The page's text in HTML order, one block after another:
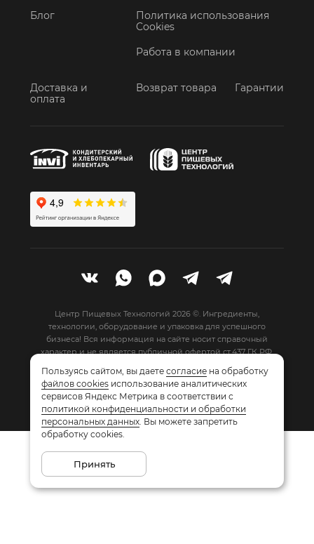
Блог
Политика использования
Cookies
Работа в компании
Доставка и
оплата
Возврат товара Гарантии
Центр Пищевых Технологий 2026 ©. Ингредиенты,
технологии, оборудование и упаковка для успешного
бизнеса! Вся информация на сайте носит справочный
характер и не является публичной офертой ст.437 ГК РФ.
РазработаноСтудией Z-Labs
Пользуясь сайтом, вы даете согласие на обработку
файлов cookies использование аналитических
сервисов Яндекс Метрика в соответствии с
политикой конфиденциальности и обработки
персональных данных. Вы можете запретить
обработку cookies.
Принять